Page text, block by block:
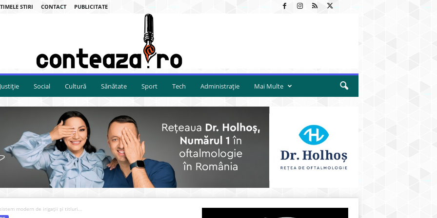
STIRI CONTACT PUBLICITATE
Justiție Social Cultură Sănătate Sport Tech Administrație Mai Multe
modern de irigații și titluri...